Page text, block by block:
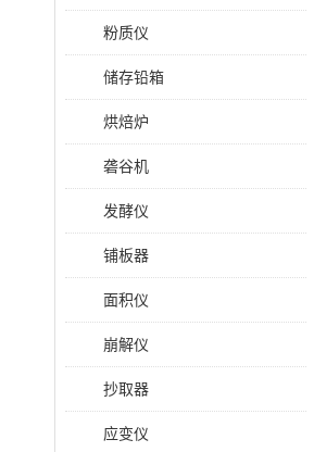
粉质仪
储存铅箱
烘焙炉
砻谷机
发酵仪
铺板器
面积仪
崩解仪
抄取器
应变仪